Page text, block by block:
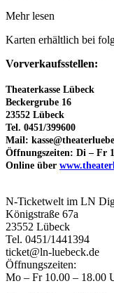
Mehr lesen
Karten erhältlich bei
Vorverkaufsstellen:
Theaterkasse Lübeck
Beckergrube 16
23552 Lübeck
Tel. 0451/399600
Mail:
Öffnungszeiten: Di – Fr
Online über
N-Ticketwelt im LN
Königstraße 67a
23552 Lübeck
Tel. 0451/1441394
ticket@ln-luebeck.de
Öffnungszeiten:
Mo – Fr 10.00 – 18.00